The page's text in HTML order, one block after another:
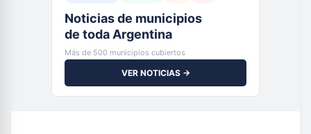
Noticias de municipios
de toda Argentina
Más de 500 municipios cubiertos
VER NOTICIAS →